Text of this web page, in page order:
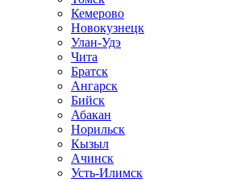
Кемерово
Новокузнецк
Улан-Удэ
Чита
Братск
Ангарск
Бийск
Абакан
Норильск
Кызыл
Ачинск
Усть-Илимск